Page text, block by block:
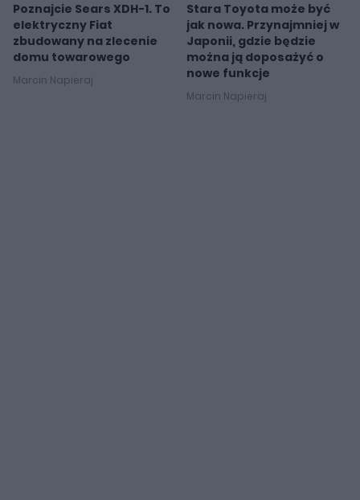
Poznajcie Sears XDH-1. To
elektryczny Fiat
zbudowany na zlecenie
domu towarowego
Marcin Napieraj
Stara Toyota może być
jak nowa. Przynajmniej w
Japonii, gdzie będzie
można ją doposażyć o
nowe funkcje
Marcin Napieraj